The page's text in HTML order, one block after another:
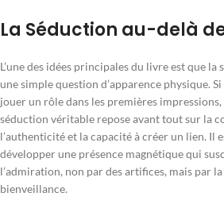
La Séduction au-delà
L’une des idées principales du livre est que la
une simple question d’apparence physique.
jouer un rôle dans les premières
séduction véritable repose avant tout sur la
l’authenticité et la capacité à créer un lien. Il
développer une présence magnétique qui
l’admiration, non par des artifices, mais par
bienveillance.